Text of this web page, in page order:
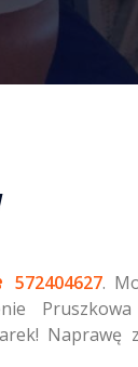
.
Naprawę